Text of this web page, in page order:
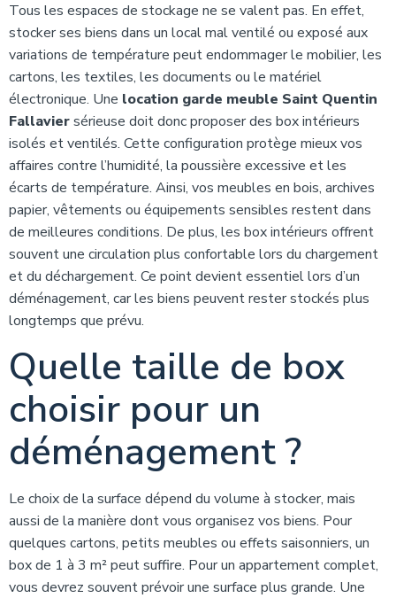
Tous les espaces de stockage ne se valent pas. En effet,
stocker ses biens dans un local mal ventilé ou exposé aux
variations de température peut endommager le mobilier, les
cartons, les textiles, les documents ou le matériel
électronique. Une location garde meuble Saint Quentin
Fallaviersérieuse doit donc proposer des box intérieurs
isolés et ventilés. Cette configuration protège mieux vos
affaires contre l’humidité, la poussière excessive et les
écarts de température. Ainsi, vos meubles en bois, archives
papier, vêtements ou équipements sensibles restent dans
de meilleures conditions. De plus, les box intérieurs offrent
souvent une circulation plus confortable lors du chargement
et du déchargement. Ce point devient essentiel lors d’un
déménagement, car les biens peuvent rester stockés plus
longtemps que prévu.
Quelle taille de box
choisir pour un
déménagement ?
Le choix de la surface dépend du volume à stocker, mais
aussi de la manière dont vous organisez vos biens. Pour
quelques cartons, petits meubles ou effets saisonniers, un
box de 1 à 3 m² peut suffire. Pour un appartement complet,
vous devrez souvent prévoir une surface plus grande. Une